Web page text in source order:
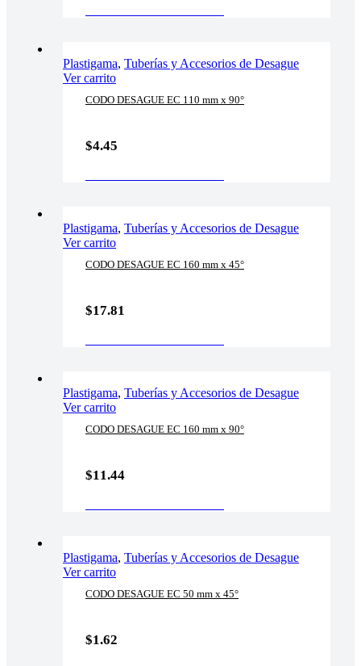
Plastigama, Tuberías y Accesorios de Desague
Ver carrito
CODO DESAGUE EC 110 mm x 90°
$4.45
Plastigama, Tuberías y Accesorios de Desague
Ver carrito
CODO DESAGUE EC 160 mm x 45°
$17.81
Plastigama, Tuberías y Accesorios de Desague
Ver carrito
CODO DESAGUE EC 160 mm x 90°
$11.44
Plastigama, Tuberías y Accesorios de Desague
Ver carrito
CODO DESAGUE EC 50 mm x 45°
$1.62